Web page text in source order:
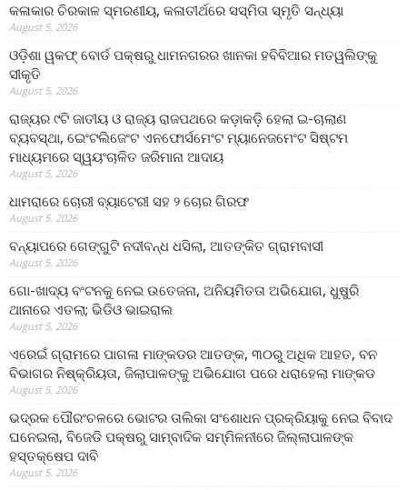
କଳାକାର ଚିରକାଳ ସ୍ମରଣୀୟ, କଳାତୀର୍ଥରେ ସସ୍ମିତା ସ୍ମୃତି ସନ୍ଧ୍ୟା
August 5, 2026
ଓଡ଼ିଶା ୱକଫ୍ ବୋର୍ଡ ପକ୍ଷରୁ ଧାମନଗରର ଖାନକା ହବିବିଆର ମତୱଲିଙ୍କୁ
ସୀକୃତି
August 5, 2026
ରାଜ୍ୟର ୯ଟି ଜାତୀୟ ଓ ରାଜ୍ୟ ରାଜପଥରେ କଡ଼ାକଡ଼ି ହେଲା ଇ-ଚାଲାଣ
ବ୍ୟବସ୍ଥା, ଇେଂଟଲିଜେଂଟ ଏନଫୋର୍ସମେଂଟ ମ୍ୟାନେଜମେଂଟ ସିଷ୍ଟମ
ମାଧ୍ୟମରେ ସ୍ୱୟଂଚାଳିତ ଜରିମାନା ଆଦାୟ
August 5, 2026
ଧାମରାରେ ଚୋରୀ ବ୍ୟାଟେରୀ ସହ ୨ ଚୋର ଗିରଫ
August 5, 2026
ବନ୍ୟାପରେ ଗେଙ୍ଗୁଟି ନଦୀବନ୍ଧ ଧସିଲା, ଆତଙ୍କିତ ଗ୍ରାମବାସୀ
August 5, 2026
ଗୋ-ଖାଦ୍ୟ ବଂଟନକୁ ନେଇ ଉତେଜନା, ଅନିୟମିତତା ଅଭିଯୋଗ, ଧୁଷୁରି
ଥାନାରେ ଏତଲା; ଭିଡିଓ ଭାଇରାଲ
August 5, 2026
ଏରେଇଁ ଗ୍ରାମରେ ପାଗଳା ମାଙ୍କଡର ଆତଙ୍କ, ୩୦ରୁ ଅଧିକ ଆହତ, ବନ
ବିଭାଗର ନିଷ୍କ୍ରିୟତା, ଜିଲାପାଳଙ୍କୁ ଅଭିଯୋଗ ପରେ ଧରାହେଲା ମାଙ୍କଡ
August 5, 2026
ଭଦ୍ରକ ପୌରଂଚଳରେ ଭୋଟର ତାଲିକା ସଂଶୋଧନ ପ୍ରକ୍ରିୟାକୁ ନେଇ ବିବାଦ
ଘନେଇଲା, ବିଜେଡି ପକ୍ଷରୁ ସାମ୍ବାଦିକ ସମ୍ମିଳନୀରେ ଜିଲ୍ଲାପାଳଙ୍କ
ହସ୍ତକ୍ଷେପ ଦାବି
August 5, 2026